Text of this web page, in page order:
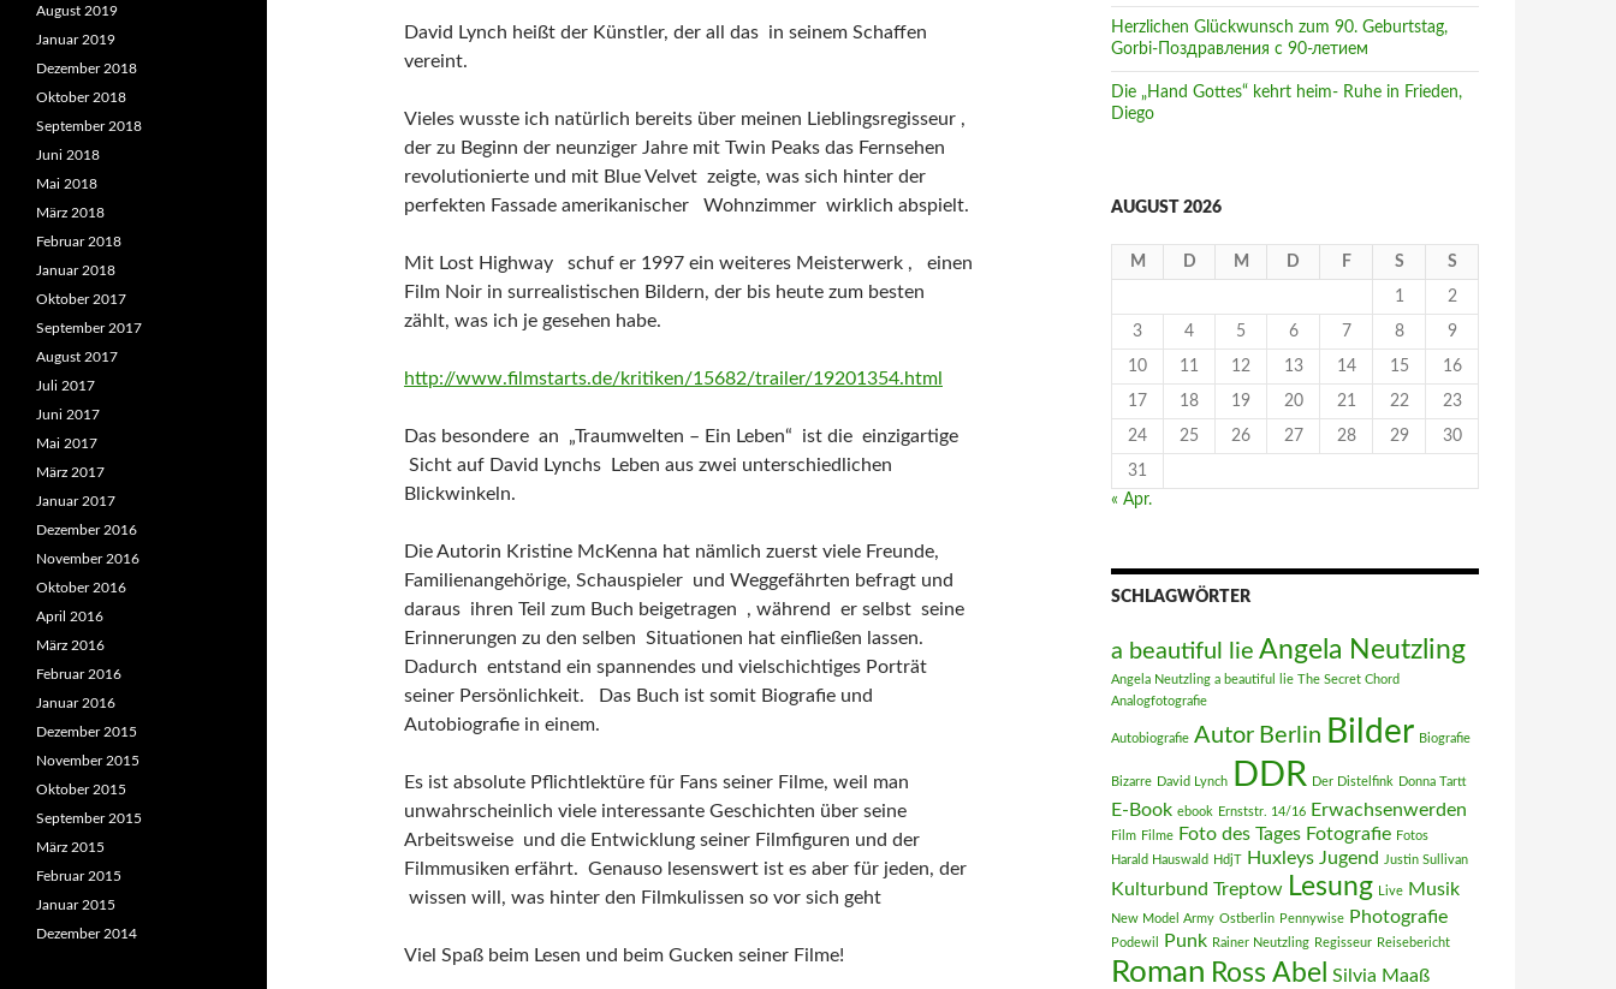
David Lynch heißt der Künstler, der all das in seinem Schaffen
vereint.
Vieles wusste ich natürlich bereits über meinen Lieblingsregisseur ,
der zu Beginn der neunziger Jahre mit Twin Peaks das Fernsehen
revolutionierte und mit Blue Velvet zeigte, was sich hinter der
perfekten Fassade amerikanischer Wohnzimmer wirklich abspielt.
Mit Lost Highway schuf er 1997 ein weiteres Meisterwerk , einen
Film Noir in surrealistischen Bildern, der bis heute zum besten
zählt, was ich je gesehen habe.
http://www.filmstarts.de/kritiken/15682/trailer/19201354.html
Das besondere an „Traumwelten – Ein Leben“ ist die einzigartige
Sicht auf David Lynchs Leben aus zwei unterschiedlichen
Blickwinkeln.
Die Autorin Kristine McKenna hat nämlich zuerst viele Freunde,
Familienangehörige, Schauspieler und Weggefährten befragt und
daraus ihren Teil zum Buch beigetragen , während er selbst seine
Erinnerungen zu den selben Situationen hat einfließen lassen.
Dadurch entstand ein spannendes und vielschichtiges Porträt
seiner Persönlichkeit. Das Buch ist somit Biografie und
Autobiografie in einem.
Es ist absolute Pflichtlektüre für Fans seiner Filme, weil man
unwahrscheinlich viele interessante Geschichten über seine
Arbeitsweise und die Entwicklung seiner Filmfiguren und der
Filmmusiken erfährt. Genauso lesenswert ist es aber für jeden, der
wissen will, was hinter den Filmkulissen so vor sich geht
Viel Spaß beim Lesen und beim Gucken seiner Filme!
Herzlichen Glückwunsch zum 90. Geburtstag,
Gorbi-Поздравления с 90-летием
Die „Hand Gottes“ kehrt heim- Ruhe in Frieden,
Diego
AUGUST 2026
M D M D F S S
1 2
3 4 5 6 7 8 9
10 11 12 13 14 15 16
17 18 19 20 21 22 23
24 25 26 27 28 29 30
31
« Apr.
SCHLAGWÖRTER
a beautiful lie Angela Neutzling
Angela Neutzling a beautiful lie The Secret Chord
Analogfotografie
Autobiografie Autor Berlin Bilder Biografie
Bizarre David Lynch DDR Der Distelfink Donna Tartt
E-Book ebook Ernststr. 14/16 Erwachsenwerden
Film Filme Foto des Tages Fotografie Fotos
Harald Hauswald
HdjT Huxleys Jugend Justin Sullivan
Kulturbund Treptow Lesung Live Musik
New Model Army Ostberlin Pennywise Photografie
Podewil Punk Rainer Neutzling Regisseur Reisebericht
Roman Ross Abel Silvia Maaß
August 2019
Januar 2019
Dezember 2018
Oktober 2018
September 2018
Juni 2018
Mai 2018
März 2018
Februar 2018
Januar 2018
Oktober 2017
September 2017
August 2017
Juli 2017
Juni 2017
Mai 2017
März 2017
Januar 2017
Dezember 2016
November 2016
Oktober 2016
April 2016
März 2016
Februar 2016
Januar 2016
Dezember 2015
November 2015
Oktober 2015
September 2015
März 2015
Februar 2015
Januar 2015
Dezember 2014